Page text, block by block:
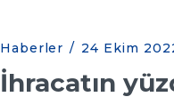
Haberler / 24 Ekim
İhracatın